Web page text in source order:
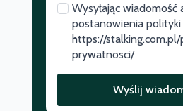
Wysyłając wiadomość
postanowienia
https://
prywatnosci/
Wyślij